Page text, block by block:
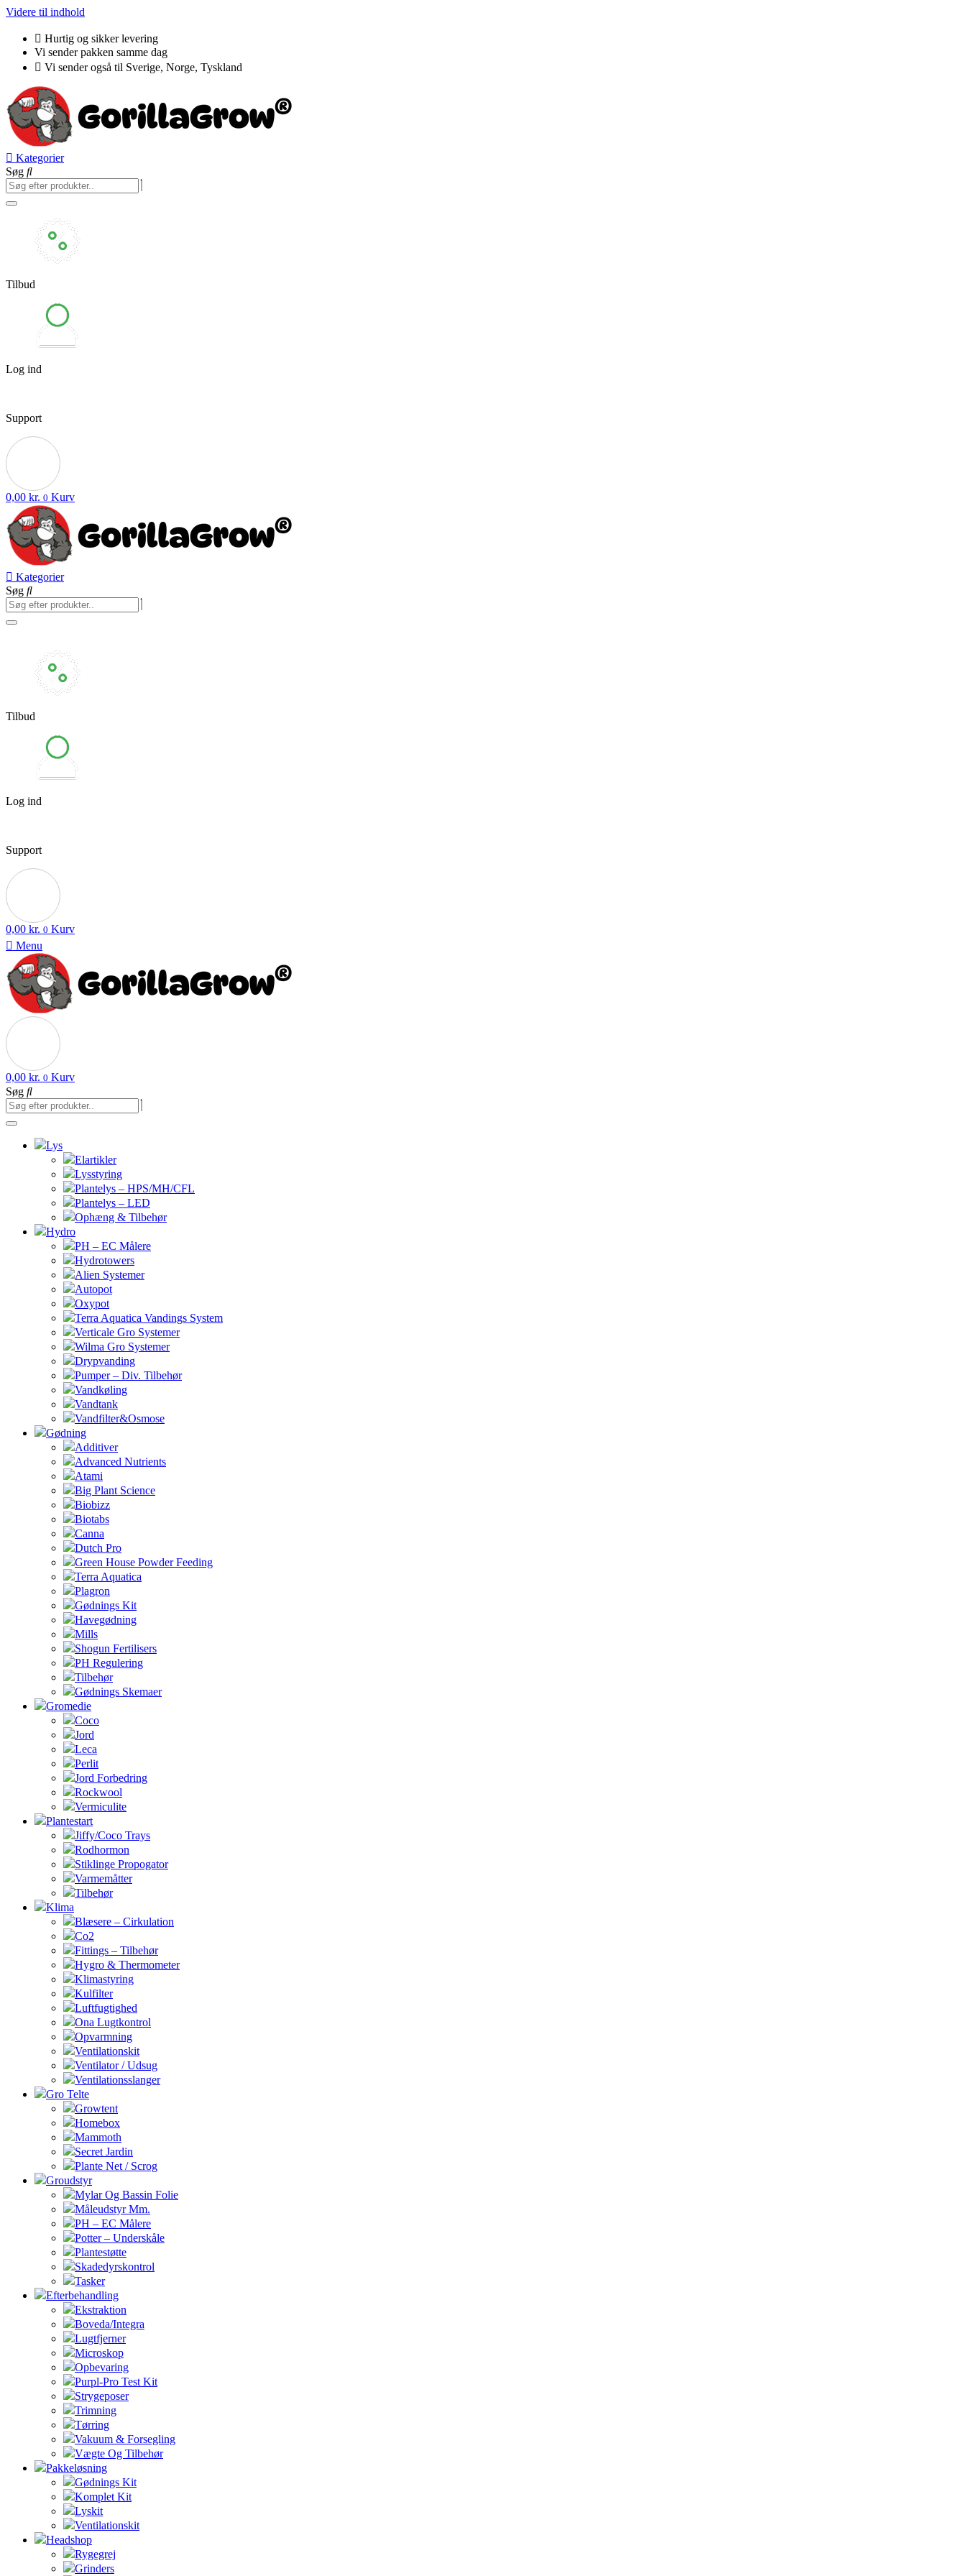
Videre til indhold
Hurtig og sikker levering
Vi sender pakken samme dag
Vi sender også til Sverige, Norge, Tyskland
Kategorier
Søg
Tilbud
Log ind
Support
0,00 kr. 0 Kurv
Kategorier
Søg
Tilbud
Log ind
Support
0,00 kr. 0 Kurv
Menu
0,00 kr. 0 Kurv
Søg
Lys
Elartikler
Lysstyring
Plantelys – HPS/MH/CFL
Plantelys – LED
Ophæng & Tilbehør
Hydro
PH – EC Målere
Hydrotowers
Alien Systemer
Autopot
Oxypot
Terra Aquatica Vandings System
Verticale Gro Systemer
Wilma Gro Systemer
Drypvanding
Pumper – Div. Tilbehør
Vandkøling
Vandtank
Vandfilter&Osmose
Gødning
Additiver
Advanced Nutrients
Atami
Big Plant Science
Biobizz
Biotabs
Canna
Dutch Pro
Green House Powder Feeding
Terra Aquatica
Plagron
Gødnings Kit
Havegødning
Mills
Shogun Fertilisers
PH Regulering
Tilbehør
Gødnings Skemaer
Gromedie
Coco
Jord
Leca
Perlit
Jord Forbedring
Rockwool
Vermiculite
Plantestart
Jiffy/Coco Trays
Rodhormon
Stiklinge Propogator
Varmemåtter
Tilbehør
Klima
Blæsere – Cirkulation
Co2
Fittings – Tilbehør
Hygro & Thermometer
Klimastyring
Kulfilter
Luftfugtighed
Ona Lugtkontrol
Opvarmning
Ventilationskit
Ventilator / Udsug
Ventilationsslanger
Gro Telte
Growtent
Homebox
Mammoth
Secret Jardin
Plante Net / Scrog
Groudstyr
Mylar Og Bassin Folie
Måleudstyr Mm.
PH – EC Målere
Potter – Underskåle
Plantestøtte
Skadedyrskontrol
Tasker
Efterbehandling
Ekstraktion
Boveda/Integra
Lugtfjerner
Microskop
Opbevaring
Purpl-Pro Test Kit
Strygeposer
Trimning
Tørring
Vakuum & Forsegling
Vægte Og Tilbehør
Pakkeløsning
Gødnings Kit
Komplet Kit
Lyskit
Ventilationskit
Headshop
Rygegrej
Grinders